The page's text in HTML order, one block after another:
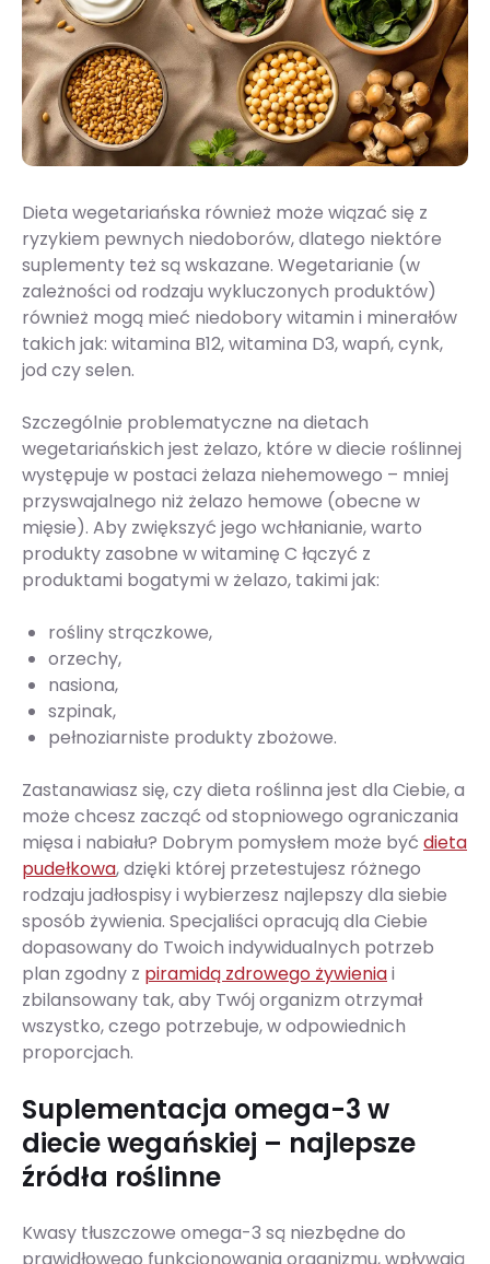
Dieta wegetariańska również może wiązać się z
ryzykiem pewnych niedoborów, dlatego niektóre
suplementy też są wskazane. Wegetarianie (w
zależności od rodzaju wykluczonych produktów)
również mogą mieć niedobory witamin i minerałów
takich jak: witamina B12, witamina D3, wapń, cynk,
jod czy selen.
Szczególnie problematyczne na dietach
wegetariańskich jest żelazo, które w diecie roślinnej
występuje w postaci żelaza niehemowego – mniej
przyswajalnego niż żelazo hemowe (obecne w
mięsie). Aby zwiększyć jego wchłanianie, warto
produkty zasobne w witaminę C łączyć z
produktami bogatymi w żelazo, takimi jak:
rośliny strączkowe,
orzechy,
nasiona,
szpinak,
pełnoziarniste produkty zbożowe.
Zastanawiasz się, czy dieta roślinna jest dla Ciebie, a
może chcesz zacząć od stopniowego ograniczania
mięsa i nabiału? Dobrym pomysłem może być dieta
pudełkowa, dzięki której przetestujesz różnego
rodzaju jadłospisy i wybierzesz najlepszy dla siebie
sposób żywienia. Specjaliści opracują dla Ciebie
dopasowany do Twoich indywidualnych potrzeb
plan zgodny z piramidą zdrowego żywieniai
zbilansowany tak, aby Twój organizm otrzymał
wszystko, czego potrzebuje, w odpowiednich
proporcjach.
Suplementacja omega-3 w
diecie wegańskiej – najlepsze
źródła roślinne
Kwasy tłuszczowe omega-3 są niezbędne do